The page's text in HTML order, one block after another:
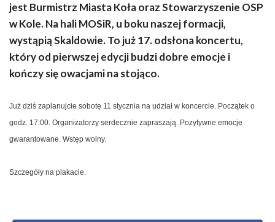
jest Burmistrz Miasta Koła oraz Stowarzyszenie OSP
w Kole. Na hali MOSiR, u boku naszej formacji,
wystąpią Skaldowie. To już 17. odsłona koncertu,
który od pierwszej edycji budzi dobre emocje i
kończy się owacjami na stojąco.
Już dziś zaplanujcie sobotę 11 stycznia na udział w koncercie. Początek o
godz. 17.00. Organizatorzy serdecznie zapraszają. Pozytywne emocje
gwarantowane. Wstęp wolny.
Szczegóły na plakacie.